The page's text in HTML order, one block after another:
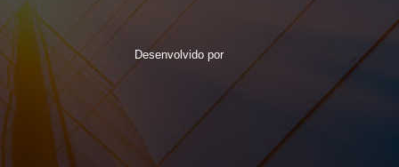
Desenvolvido por